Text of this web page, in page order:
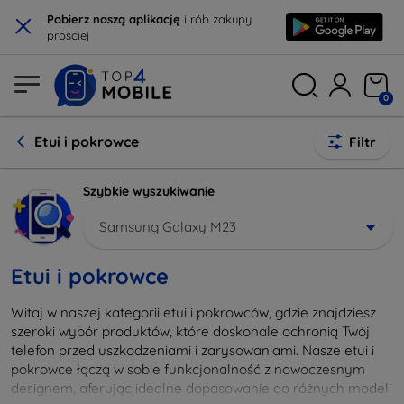
× Pobierz naszą aplikację i rób zakupy
prościej
0
Etui i pokrowce Filtr
Szybkie wyszukiwanie
Samsung Galaxy M23
Etui i pokrowce
Witaj w naszej kategorii etui i pokrowców, gdzie znajdziesz
szeroki wybór produktów, które doskonale ochronią Twój
telefon przed uszkodzeniami i zarysowaniami. Nasze etui i
pokrowce łączą w sobie funkcjonalność z nowoczesnym
designem, oferując idealne dopasowanie do różnych modeli